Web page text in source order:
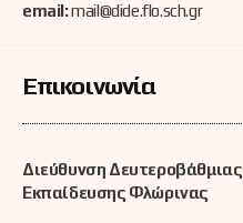
email:mail@dide.flo.sch.gr
Επικοινωνία
Διεύθυνση Δευτεροβάθμιας
Εκπαίδευσης Φλώρινας